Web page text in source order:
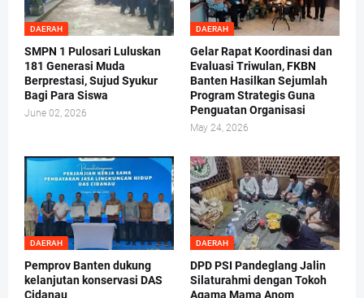
DAERAH
SMPN 1 Pulosari Luluskan
181 Generasi Muda
Berprestasi, Sujud Syukur
Bagi Para Siswa
June 02, 2026
DAERAH
Gelar Rapat Koordinasi dan
Evaluasi Triwulan, FKBN
Banten Hasilkan Sejumlah
Program Strategis Guna
Penguatan Organisasi
May 24, 2026
DAERAH
Pemprov Banten dukung
kelanjutan konservasi DAS
Cidanau
DAERAH
DPD PSI Pandeglang Jalin
Silaturahmi dengan Tokoh
Agama Mama Anom